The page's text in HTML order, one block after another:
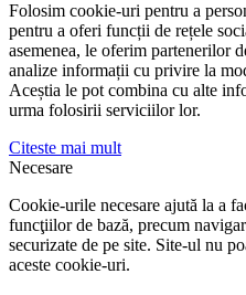
Folosim cookie-uri pentru a
pentru a oferi funcții de rețele
asemenea, le oferim partenerilor
analize informații cu privire la
Aceștia le pot combina cu alte
urma folosirii serviciilor lor.
Citeste mai mult
Necesare
Cookie-urile necesare ajută la a
funcţiilor de bază, precum
securizate de pe site. Site-ul nu
aceste cookie-uri.